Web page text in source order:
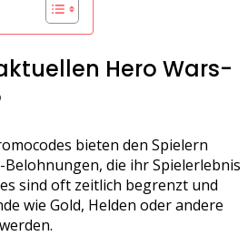
Hero Wars-
bieten den Spielern
Belohnungen, die ihr Spielerlebnis
sind oft zeitlich begrenzt und
wie Gold, Helden oder andere